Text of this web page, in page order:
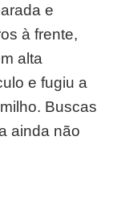
e
à frente,
alta
e fugiu a
Buscas
ainda não